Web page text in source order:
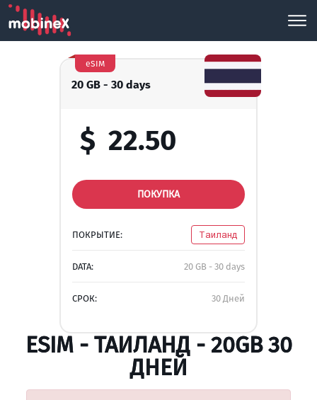
20 GB - 30 days
eSIM
$ 22.50
ПОКУПКА
ПОКРЫТИЕ: Таиланд
DATA: 20 GB - 30 days
СРОК: 30 Дней
ESIM - ТАИЛАНД - 20GB 30
ДНЕЙ